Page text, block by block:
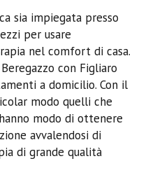
sia impiegata presso
per usare
nel comfort di casa.
con Figliaro
a domicilio. Con il
modo quelli che
modo di ottenere
avvalendosi di
di grande qualità